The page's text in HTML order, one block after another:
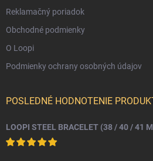
Reklamačný poriadok
Obchodné podmienky
O Loopi
Podmienky ochrany osobných údajov
POSLEDNÉ HODNOTENIE
LOOPI STEEL BRACELET (38 / 40 / 41